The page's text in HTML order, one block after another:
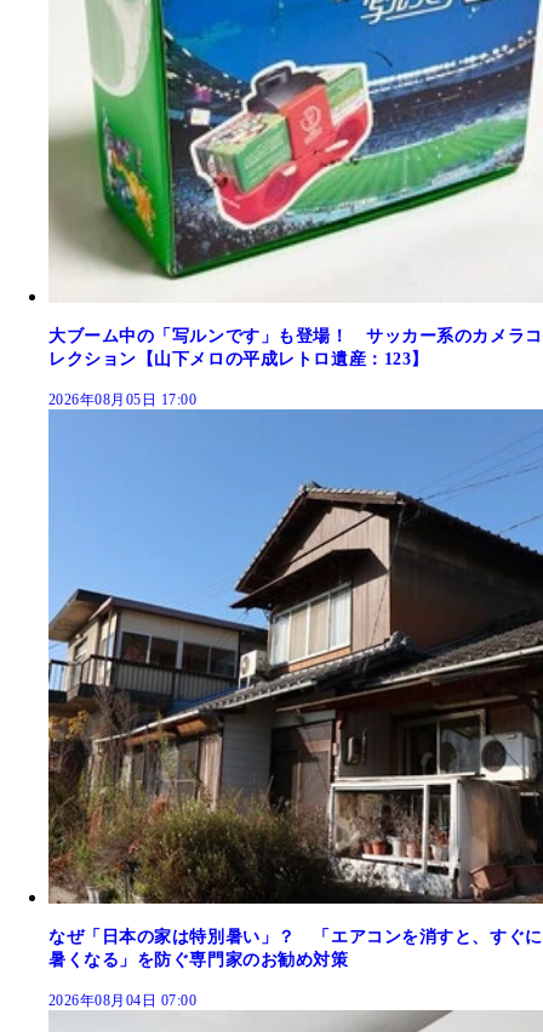
大ブーム中の「写ルンです」も登場！ サッカー系のカメラコ
レクション【山下メロの平成レトロ遺産：123】
2026年08月05日 17:00
なぜ「日本の家は特別暑い」？ 「エアコンを消すと、すぐに
暑くなる」を防ぐ専門家のお勧め対策
2026年08月04日 07:00